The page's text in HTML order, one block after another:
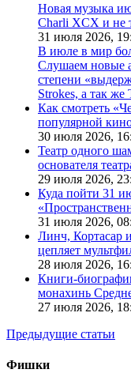
Новая музыка
Charli XCX и не
31 июля 2026,
В июле в мир
Слушаем новые
степени
Strokes, а так
Как смотреть
популярной
30 июля 2026,
Театр одного
основателя
29 июля 2026,
Куда пойти 31
31 июля 2026,
Линч, Кортасар
цепляет
28 июля 2026,
Книги-
монахинь
27 июля 2026,
Предыдущие статьи
Фишки